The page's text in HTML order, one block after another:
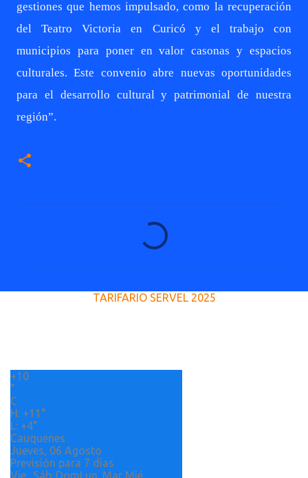
gestiones que hemos impulsado, como la recuperación
del Teatro Victoria en Curicó y el trabajo con
municipios para poner en valor casonas y espacios
culturales. Este convenio abre nuevas oportunidades
para el desarrollo cultural y patrimonial de nuestra
región”.
i
s
TARIFARIO SERVEL 2025
+10
°
C
H: +11°
L: +4°
Cauquenes
Jueves, 06 Agosto
Previsión para 7 días
Vie
Sáb DomLun Mar Mié